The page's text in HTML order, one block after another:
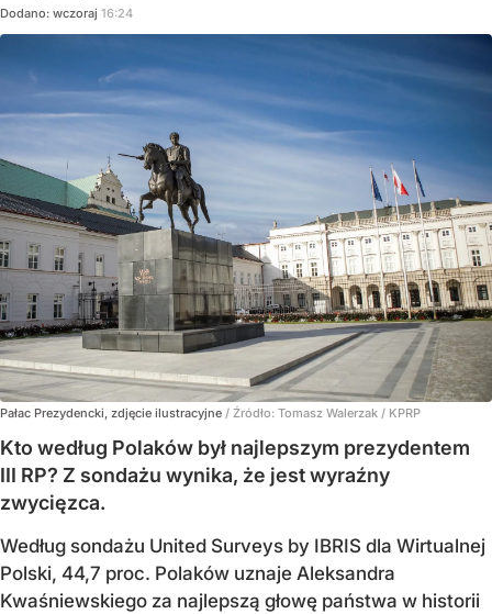
Dodano: wczoraj 16:24
Pałac Prezydencki, zdjęcie ilustracyjne / Źródło: Tomasz Walerzak / KPRP
Kto według Polaków był najlepszym prezydentem
III RP? Z sondażu wynika, że jest wyraźny
zwycięzca.
Według sondażu United Surveys by IBRIS dla Wirtualnej
Polski, 44,7 proc. Polaków uznaje Aleksandra
Kwaśniewskiego za najlepszą głowę państwa w historii